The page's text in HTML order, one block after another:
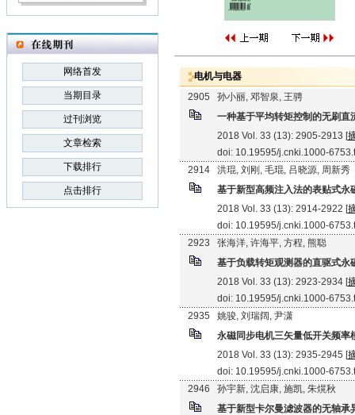
网络首发
当期目录
过刊浏览
文章检索
下载排行
点击排行
电机与电器
2905
孙小丽, 邓智泉, 王骋
一种基于平均转矩控制的无刷直
2018 Vol. 33 (13): 2905-2913 [
doi: 10.19595/j.cnki.1000-
2914
洪琨, 刘刚, 毛琨, 吕晓源, 周新秀
基于新型高频注入法的表贴式永
2018 Vol. 33 (13): 2914-2922 [
doi: 10.19595/j.cnki.1000-
2923
张海洋, 许海平, 方程, 熊聪
基于负载转矩观测器的直驱式永
2018 Vol. 33 (13): 2923-2934 [
doi: 10.19595/j.cnki.1000-
2935
姚骏, 刘瑞阔, 尹潇
永磁同步电机三矢量低开关频率
2018 Vol. 33 (13): 2935-2945 [
doi: 10.19595/j.cnki.1000-
2946
孙宇新, 沈启康, 施凯, 朱熀秋
基于新型卡尔曼滤波器的无轴承